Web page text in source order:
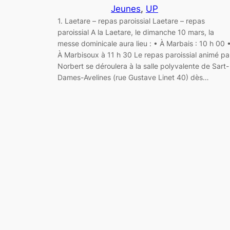
Jeunes, UP
1. Laetare – repas paroissial Laetare – repas
paroissial A la Laetare, le dimanche 10 mars, la
messe dominicale aura lieu : • À Marbais : 10 h 00
À Marbisoux à 11 h 30 Le repas paroissial animé
Norbert se déroulera à la salle polyvalente de Sart-
Dames-Avelines (rue Gustave Linet 40) dès…